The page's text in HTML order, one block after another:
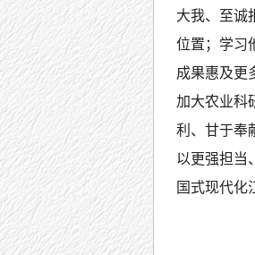
大我、至诚
位置；学习
成果惠及更
加大农业科
利、甘于奉
以更强担当
国式现代化